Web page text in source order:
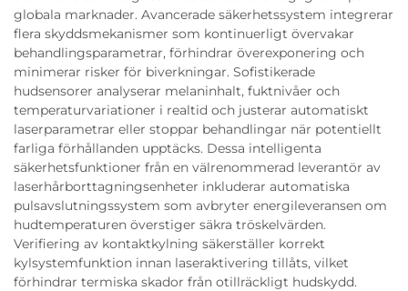
globala marknader. Avancerade säkerhetssystem integrerar
flera skyddsmekanismer som kontinuerligt övervakar
behandlingsparametrar, förhindrar överexponering och
minimerar risker för biverkningar. Sofistikerade
hudsensorer analyserar melaninhalt, fuktnivåer och
temperaturvariationer i realtid och justerar automatiskt
laserparametrar eller stoppar behandlingar när potentiellt
farliga förhållanden upptäcks. Dessa intelligenta
säkerhetsfunktioner från en välrenommerad leverantör av
laserhårborttagningsenheter inkluderar automatiska
pulsavslutningssystem som avbryter energileveransen om
hudtemperaturen överstiger säkra tröskelvärden.
Verifiering av kontaktkylning säkerställer korrekt
kylsystemfunktion innan laseraktivering tillåts, vilket
förhindrar termiska skador från otillräckligt hudskydd.